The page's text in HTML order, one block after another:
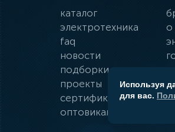
каталог
электротехника
о
faq
новости
подборки
проекты
сертификаты
оптовикам
Используя
для вас.